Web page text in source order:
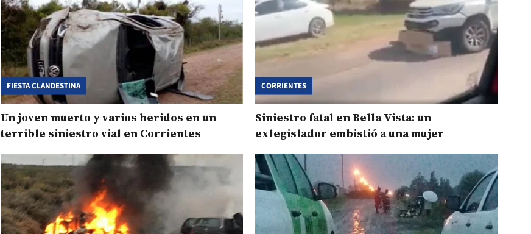
FIESTA CLANDESTINA
Un joven muerto y varios heridos en un
terrible siniestro vial en Corrientes
CORRIENTES
Siniestro fatal en Bella Vista: un
exlegislador embistió a una mujer